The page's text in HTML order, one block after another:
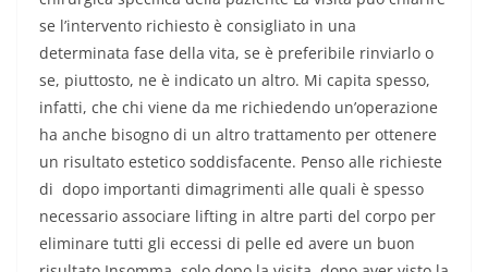
se l’intervento richiesto è consigliato in una
determinata fase della vita, se è preferibile rinviarlo o
se, piuttosto, ne è indicato un altro. Mi capita spesso,
infatti, che chi viene da me richiedendo un’operazione
ha anche bisogno di un altro trattamento per ottenere
un risultato estetico soddisfacente. Penso alle richieste
di dopo importanti dimagrimenti alle quali è spesso
necessario associare lifting in altre parti del corpo per
eliminare tutti gli eccessi di pelle ed avere un buon